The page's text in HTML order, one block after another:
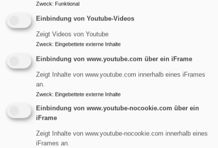
St. Maria Magdalena - Tennenlohe
evangelisch in Tennenlohe und im World Wide Web
Hauptnavigation
Startseite Posaunenchor
Zweck: Funktional
Einbindung von Youtube-Videos
Zeigt Videos von Youtube
Zweck: Eingebettete externe Inhalte
Einbindung von www.youtube.com über ein iFrame
Zeigt Inhalte von www.youtube.com innerhalb eines iFrames
an.
Zweck: Eingebettete externe Inhalte
Einbindung von www.youtube-nocookie.com über ein
iFrame
Zeigt Inhalte von www.youtube-nocookie.com innerhalb eines
iFrames an.